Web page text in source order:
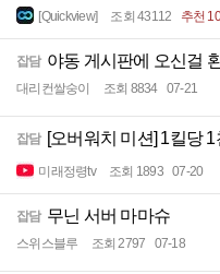
[Quickview] 조회 43112 추천 10
잡담 야동 게시판에 오신걸
대리컨쌀숭이 조회 8834 07-21
잡담 [오버워치 미션] 1킬당
미래정령tv 조회 1893 07-20
잡담 무닌 서버 마마슈
스위스블루 조회 2797 07-18